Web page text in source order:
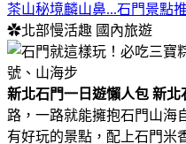
茶山秘境麟山鼻...石門景點
✿北部慢活趣 國內旅遊
新北石門一日遊懶人包 新北
路，一路就能擁抱石門山海
有好玩的景點，配上石門米